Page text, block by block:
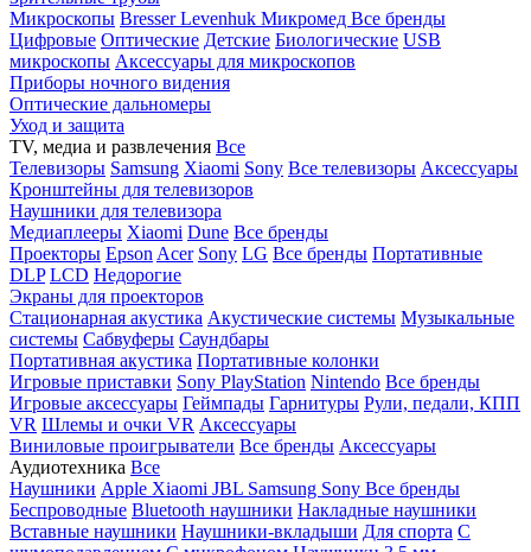
Микроскопы BresserLevenhuk Микромед Все бренды
Цифровые Оптические Детские Биологические USB
микроскопы Аксессуары для микроскопов
Приборы ночного видения
Оптические дальномеры
Уход и защита
TV, медиа и развлечения Все
Телевизоры Samsung Xiaomi Sony Все телевизоры Аксессуары
Кронштейны для телевизоров
Наушники для телевизора
Медиаплееры Xiaomi Dune Все бренды
Проекторы Epson Acer Sony LG Все бренды Портативные
DLP LCD Недорогие
Экраны для проекторов
Стационарная акустика Акустические системы Музыкальные
системы Сабвуферы Саундбары
Портативная акустика Портативные колонки
Игровые приставки Sony PlayStation Nintendo Все бренды
Игровые аксессуары Геймпады Гарнитуры Рули, педали, КПП
VR Шлемы и очки VR Аксессуары
Виниловые проигрыватели Все бренды Аксессуары
Аудиотехника Все
Наушники Apple Xiaomi JBL Samsung Sony Все бренды
Беспроводные Bluetooth наушники Накладные наушники
Вставные наушники Наушники-вкладыши Для спорта С